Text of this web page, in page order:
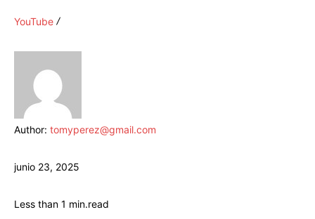
YouTube
Author: tomyperez@gmail.com
junio 23, 2025
Less than 1 min.read